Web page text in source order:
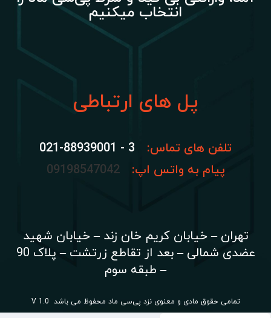
انتخاب میکنیم
پل های ارتباطی
تلفن های تماس:
3 - 021-88939001
پیام به واتس اپ:
09198547042
تهران – خیابان کریم خان زند – خیابان شهید
عضدی شمالی – بعد از تقاطع زرتشت – پلاک 90
– طبقه سوم
تمامی حقوق مادی و معنوی نزد پی‌سی ماد محفوظ می باشد V 1.0